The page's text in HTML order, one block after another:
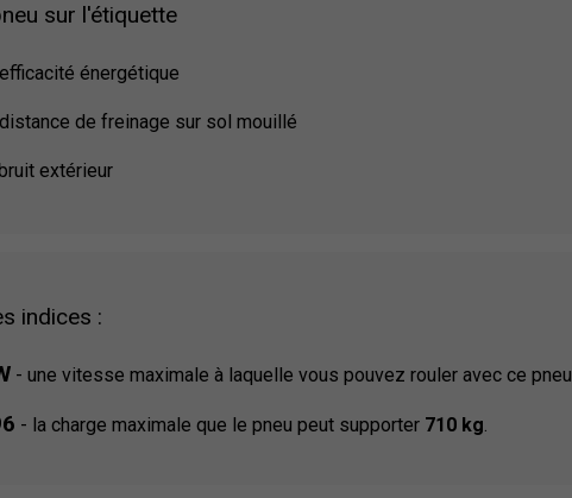
sur l'étiquette
énergétique
de freinage sur sol mouillé
extérieur
indices :
- une vitesse maximale à laquelle vous pouvez rouler avec ce pneu
- la charge maximale que le pneu peut supporter 710 kg.